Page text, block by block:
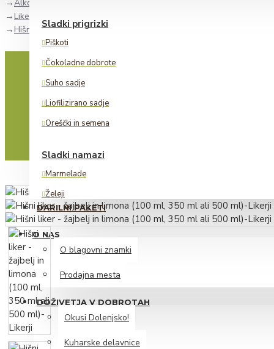
Sladki prigrizki
Piškoti
Čokoladne dobrote
Suho sadje
Liofilizirano sadje
Oreščki in semena
Sladki namazi
Marmelade
Želeji
Lešnikovi namazi
Alkoholne pijače
Peneče vino
DARILNI PAKETI
O NAS
O blagovni znamki
Prodajna mesta
DOŽIVETJA V DOBROTAH
Okusi Dolenjsko!
Kuharske delavnice
Alkoholne pijače
Likerji
Hišni liker - žajbelj in limona (100 ml, 350 ml ali 500 ml)